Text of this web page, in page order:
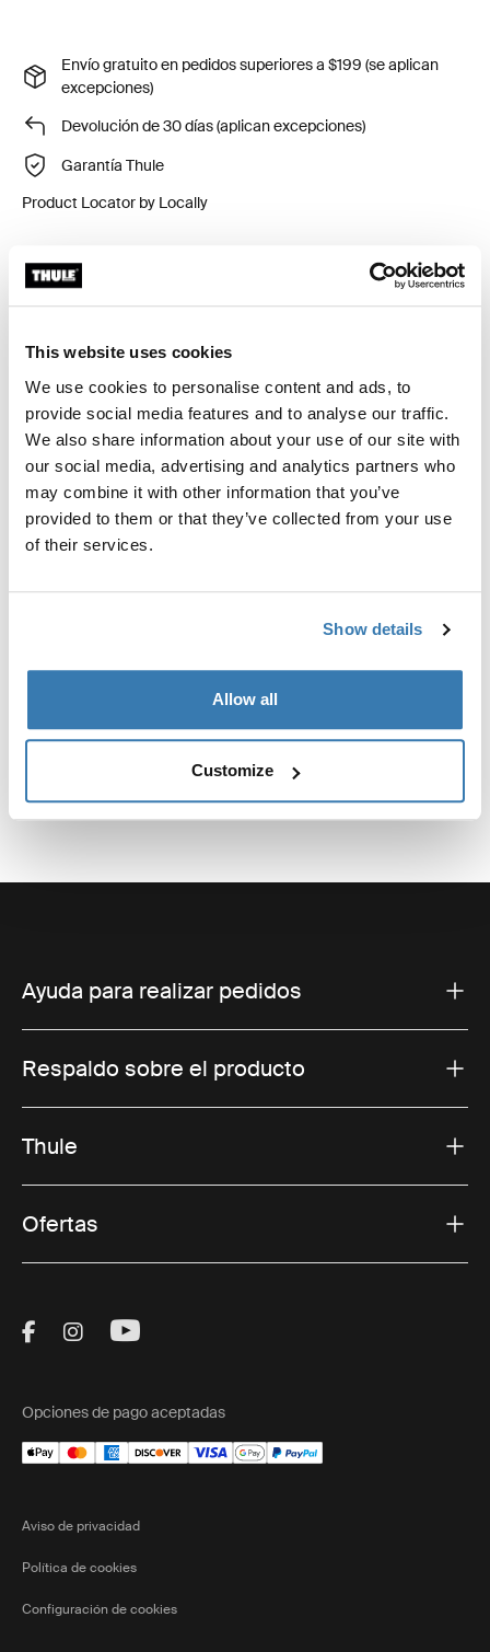
This website uses cookies
We use cookies to personalise content and ads, to
provide social media features and to analyse our traffic.
We also share information about your use of our site with
our social media, advertising and analytics partners who
may combine it with other information that you’ve
provided to them or that they’ve collected from your use
of their services.
Show details
Allow all
Customize
Envío gratuito en pedidos superiores a $199 (se aplican
excepciones)
Devolución de 30 días (aplican excepciones)
Garantía Thule
Product Locator by Locally
Kit de ajuste a la medida para montar un sistema de
al ras.
Toggle features
Todas las características
Especificaciones técnicas
Reseñas
Ayuda para realizar pedidos
Respaldo sobre el producto
Thule
Ofertas
Visit Thule on Facebook (external link)
Visit Thule on Instagram (external link)
Visit Thule on Youtube (external
Opciones de pago aceptadas
Aviso de privacidad
Política de cookies
Configuración de cookies